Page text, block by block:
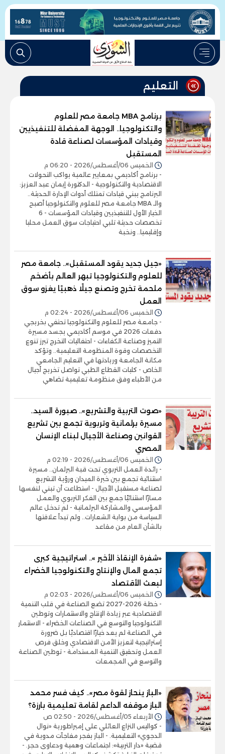
التعليم
برنامج MBA جامعة مصر للعلوم
والتكنولوجيا.. الوجهة المفضلة للتنفيذيين
وقيادات المؤسسات لصناعة قادة
المستقبل
الخميس 06/أغسطس/2026 - 06:20 م
- برنامج أكاديمي بمعايير عالمية يواكب التحولات
الاقتصادية والتكنولوجية - الدكتورة إيمان عبد العزيز:
البرنامج يبني قيادات تمتلك أدوات الإدارة الحديثة..
والـ MBA جامعة مصر للعلوم والتكنولوجيا أصبح
الخيار الأول للتنفيذيين وقيادات المؤسسات - 6
تخصصات حديثة تلبي احتياجات سوق العمل محليا
وإقليميا.. ونخبة
«جيل جديد يقود المستقبل».. جامعة مصر
للعلوم والتكنولوجيا تبهر العالم بأضخم
ملحمة تخرج وتصنع جيلًا ذهبيًا يغزو سوق
العمل
الخميس 06/أغسطس/2026 - 02:24 م
- جامعة مصر للعلوم والتكنولوجيا تحتفي بخريجي
دفعات 2026 في موسم أكاديمي يجسد مسيرة
التميز وصناعة الكفاءات - احتفاليات التخرج تبرز تنوع
التخصصات وقوة المنظومة التعليمية.. وتؤكد
مكانة الجامعة وريادتها في التعليم الجامعي
الخاص - كليات القطاع الطبي تواصل تخريج أجيال
من الأطباء وفق منظومة تعليمية تضاهي
«صوت التربية والتشريع».. صبورة السيد..
مسيرة برلمانية وتربوية تجمع بين تشريع
القوانين وصناعة الأجيال لبناء الإنسان
المصري
الخميس 06/أغسطس/2026 - 02:19 م
- رائدة العمل التربوي تحت قبة البرلمان.. مسيرة
استثنائية تجمع بين خبرة الميدان ورؤية التشريع
لصناعة مستقبل الأجيال - استطاعت أن تبني لنفسها
مسارًا استثنائيًا جمع بين الفكر التربوي والعمل
المؤسسي والمشاركة البرلمانية - لم تدخل عالم
السياسة من بوابة الشعارات.. ولم تبدأ علاقتها
بالشأن العام من مقاعد
«شفرة الإنقاذ الأخير ».. استراتيجية كبرى
تجمع المال والإنتاج والتكنولوجيا الخضراء
لبعث الأقتصاد
الخميس 06/أغسطس/2026 - 02:03 م
- خطة 2026-2027 تضع الصناعة في قلب التنمية
الاقتصادية عبر زيادة الإنتاج والاستثمارات وتوطين
التكنولوجيا والتوسع في الصناعات الخضراء - الاستثمار
في الصناعة لم يعد خيارًا اقتصاديًا بل ضرورة
إستراتيجية لتعزيز الأمن الاقتصادي وخلق فرص
العمل وتحقيق التنمية المستدامة - توطين الصناعة
والتوسع في المجمعات
«الباز ينحاز لقوة مصر».. كيف فسر محمد
الباز موقفه الداعم لقامة تعليمية بارزة؟
الأربعاء 05/أغسطس/2026 - 02:50 ص
- كواليس النزاع العائلي على إمبراطورية «نوال
الدجوي» التعليمية. - الباز يفجر مفاجآت مدوية في
قضية «دار التربية»: اجتماعات وهمية ودعاوى حجر. -